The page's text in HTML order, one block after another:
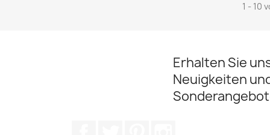
1 - 10
Erhalten Sie
Neuigkeiten